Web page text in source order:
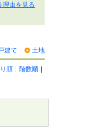
理由を見る
建て 土地
順 ｜ 階数順 ｜